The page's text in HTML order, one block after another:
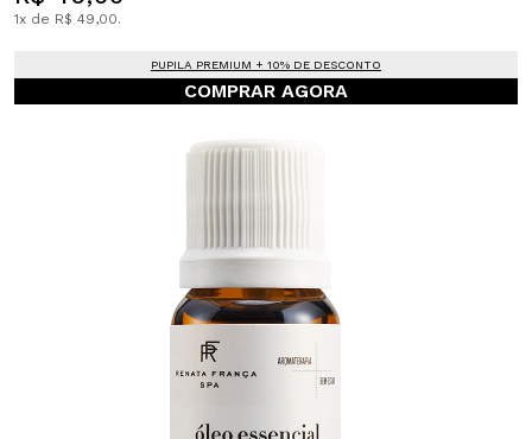
1x de R$ 49,00.
PUPILA PREMIUM + 10% DE DESCONTO
COMPRAR AGORA